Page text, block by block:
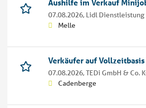
Aushilfe im Verkauf
07.08.2026, Lidl Dienstleistung
Melle
Verkäufer auf
07.08.2026,TEDi GmbH & Co.
Cadenberge